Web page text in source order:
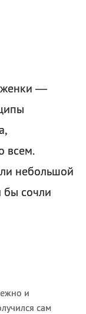
—
всем.
небольшой
бы сочли
и
сам